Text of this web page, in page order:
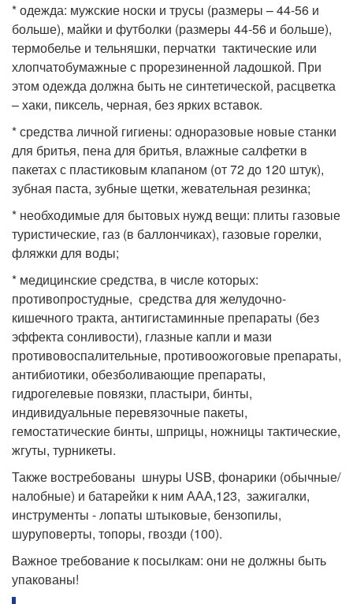
* одежда: мужские носки и трусы (размеры – 44-56 и
больше), майки и футболки (размеры 44-56 и больше),
термобелье и тельняшки, перчатки тактические или
хлопчатобумажные с прорезиненной ладошкой. При
этом одежда должна быть не синтетической, расцветка
– хаки, пиксель, черная, без ярких вставок.
* средства личной гигиены: одноразовые новые станки
для бритья, пена для бритья, влажные салфетки в
пакетах с пластиковым клапаном (от 72 до 120 штук),
зубная паста, зубные щетки, жевательная резинка;
* необходимые для бытовых нужд вещи: плиты газовые
туристические, газ (в баллончиках), газовые горелки,
фляжки для воды;
* медицинские средства, в числе которых:
противопростудные, средства для желудочно-
кишечного тракта, антигистаминные препараты (без
эффекта сонливости), глазные капли и мази
противовоспалительные, противоожоговые препараты,
антибиотики, обезболивающие препараты,
гидрогелевые повязки, пластыри, бинты,
индивидуальные перевязочные пакеты,
гемостатические бинты, шприцы, ножницы тактические,
жгуты, турникеты.
Также востребованы шнуры USB, фонарики (обычные/
налобные) и батарейки к ним ААА,123, зажигалки,
инструменты - лопаты штыковые, бензопилы,
шуруповерты, топоры, гвозди (100).
Важное требование к посылкам: они не должны быть
упакованы!